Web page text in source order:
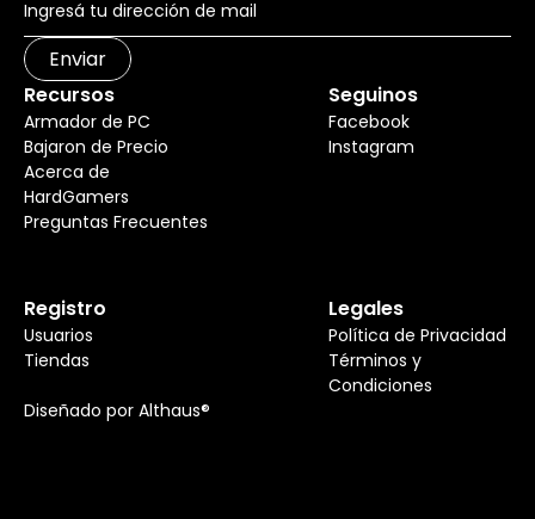
Enviar
Recursos
Armador de PC
Bajaron de Precio
Acerca de
HardGamers
Preguntas Frecuentes
Seguinos
Facebook
Instagram
Registro
Usuarios
Tiendas
Legales
Política de Privacidad
Términos y
Condiciones
Diseñado por Althaus®